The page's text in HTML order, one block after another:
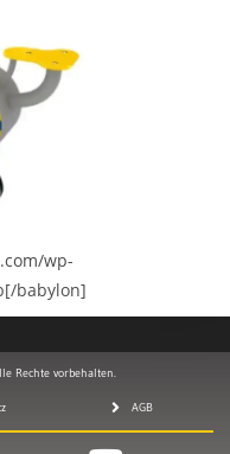
wp-
babylon]
Rechte vorbehalten.
AGB